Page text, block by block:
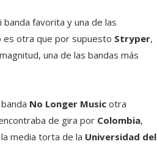
banda favorita y una de las
es otra que por supuesto Stryper,
una de las bandas más
No Longer Music otra
de gira por Colombia,
media torta de la Universidad del